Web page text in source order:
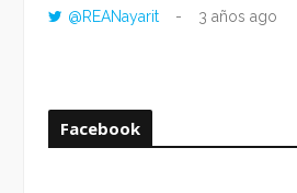
@REANayarit
3 años ago
Facebook